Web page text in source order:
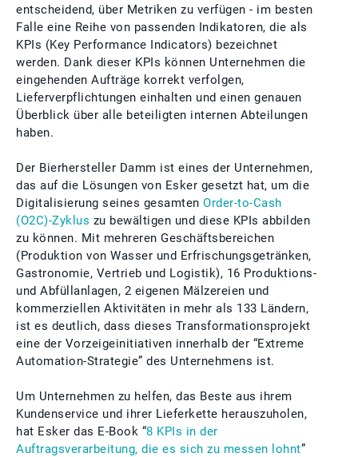
entscheidend, über Metriken zu verfügen - im besten
Falle eine Reihe von passenden Indikatoren, die als
KPIs (Key Performance Indicators) bezeichnet
werden. Dank dieser KPIs können Unternehmen die
eingehenden Aufträge korrekt verfolgen,
Lieferverpflichtungen einhalten und einen genauen
Überblick über alle beteiligten internen Abteilungen
haben.
Der Bierhersteller Damm ist eines der Unternehmen,
das auf die Lösungen von Esker gesetzt hat, um die
Digitalisierung seines gesamten Order-to-Cash
(O2C)-Zyklus zu bewältigen und diese KPIs abbilden
zu können. Mit mehreren Geschäftsbereichen
(Produktion von Wasser und Erfrischungsgetränken,
Gastronomie, Vertrieb und Logistik), 16 Produktions-
und Abfüllanlagen, 2 eigenen Mälzereien und
kommerziellen Aktivitäten in mehr als 133 Ländern,
ist es deutlich, dass dieses Transformationsprojekt
eine der Vorzeigeinitiativen innerhalb der “Extreme
Automation-Strategie” des Unternehmens ist.
Um Unternehmen zu helfen, das Beste aus ihrem
Kundenservice und ihrer Lieferkette herauszuholen,
hat Esker das E-Book “8 KPIs in der
Auftragsverarbeitung, die es sich zu messen lohnt”